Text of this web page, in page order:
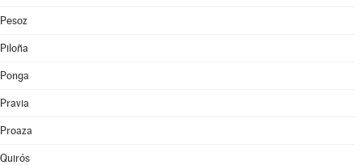
Pesoz
Piloña
Ponga
Pravia
Proaza
Quirós